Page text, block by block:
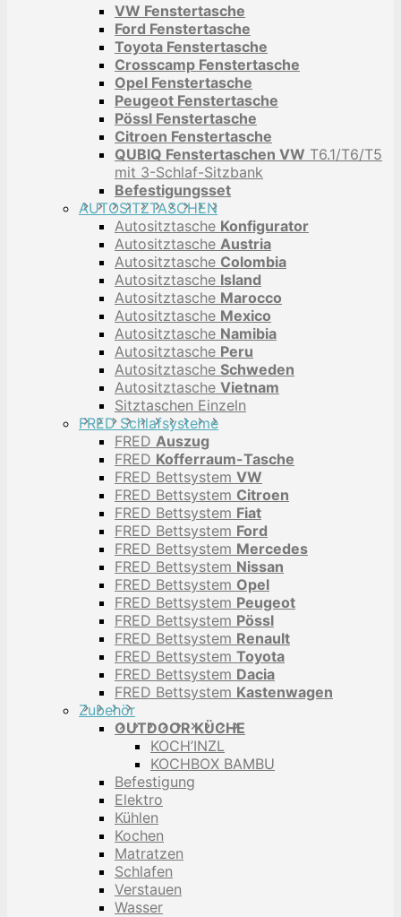
VW Fenstertasche
Ford Fenstertasche
Toyota Fenstertasche
Crosscamp Fenstertasche
Opel Fenstertasche
Peugeot Fenstertasche
Pössl Fenstertasche
Citroen Fenstertasche
QUBIQ Fenstertaschen VW T6.1/T6/T5
mit 3-Schlaf-Sitzbank
Befestigungsset
AUTOSITZTASCHEN
Autositztasche Konfigurator
Autositztasche Austria
Autositztasche Colombia
Autositztasche Island
Autositztasche Marocco
Autositztasche Mexico
Autositztasche Namibia
Autositztasche Peru
Autositztasche Schweden
Autositztasche Vietnam
Sitztaschen Einzeln
FRED Schlafsysteme
FRED Auszug
FRED Kofferraum-Tasche
FRED Bettsystem VW
FRED Bettsystem Citroen
FRED Bettsystem Fiat
FRED Bettsystem Ford
FRED Bettsystem Mercedes
FRED Bettsystem Nissan
FRED Bettsystem Opel
FRED Bettsystem Peugeot
FRED Bettsystem Pössl
FRED Bettsystem Renault
FRED Bettsystem Toyota
FRED Bettsystem Dacia
FRED Bettsystem Kastenwagen
Zubehör
OUTDOOR KÜCHE
KOCH’INZL
KOCHBOX BAMBU
Befestigung
Elektro
Kühlen
Kochen
Matratzen
Schlafen
Verstauen
Wasser